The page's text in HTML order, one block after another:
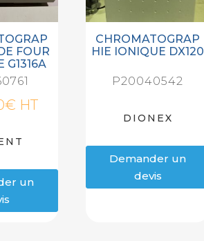
FOUR
G1316A
€ HT
un
CHROMATOGRAP
HIE IONIQUE DX120
P20040542
DIONEX
Demander un
devis